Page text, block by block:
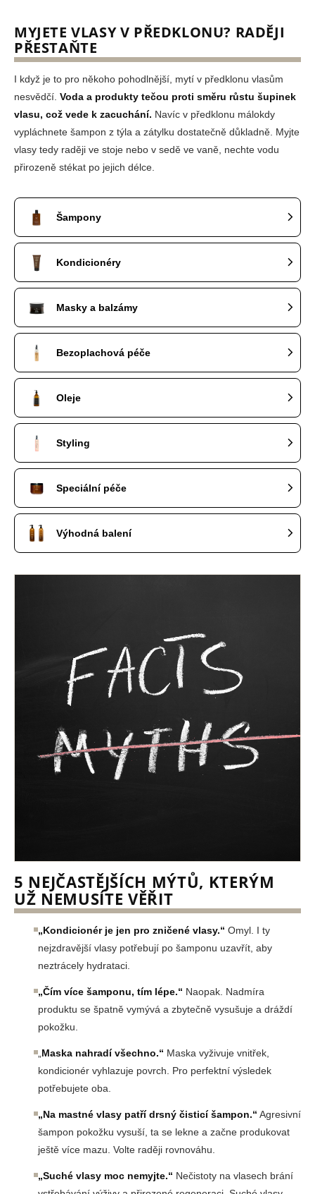
MYJETE VLASY V PŘEDKLONU? RADĚJI
PŘESTAŇTE
I když je to pro někoho pohodlnější, mytí v předklonu vlasům
nesvědčí. Voda a produkty tečou proti směru růstu šupinek
vlasu, což vede k zacuchání. Navíc v předklonu málokdy
vypláchnete šampon z týla a zátylku dostatečně důkladně. Myjte
vlasy tedy raději ve stoje nebo v sedě ve vaně, nechte vodu
přirozeně stékat po jejich délce.
Šampony
Kondicionéry
Masky a balzámy
Bezoplachová péče
Oleje
Styling
Speciální péče
Výhodná balení
5 NEJČASTĚJŠÍCH MÝTŮ, KTERÝM
UŽ NEMUSÍTE VĚŘIT
„Kondicionér je jen pro zničené vlasy.“ Omyl. I ty
nejzdravější vlasy potřebují po šamponu uzavřít, aby
neztrácely hydrataci.
„Čím více šamponu, tím lépe.“ Naopak. Nadmíra
produktu se špatně vymývá a zbytečně vysušuje a dráždí
pokožku.
„Maska nahradí všechno.“ Maska vyživuje vnitřek,
kondicionér vyhlazuje povrch. Pro perfektní výsledek
potřebujete oba.
„Na mastné vlasy patří drsný čisticí šampon.“ Agresivní
šampon pokožku vysuší, ta se lekne a začne produkovat
ještě více mazu. Volte raději rovnováhu.
„Suché vlasy moc nemyjte.“ Nečistoty na vlasech brání